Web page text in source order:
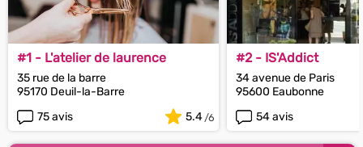
#1 - L'atelier de laurence
35 rue de la barre
95170 Deuil-la-Barre
75 avis
5.4
#2 - IS'Addict
34 avenue de Paris
95600 Eaubonne
54 avis